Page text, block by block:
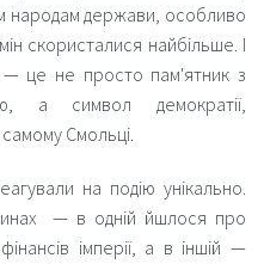
народам держави, особливо
скористалися найбільше. І
— це не просто пам'ятник з
а символ демократії,
Смольці.
на подію унікально.
— в одній йшлося про
імперії, а в іншій —